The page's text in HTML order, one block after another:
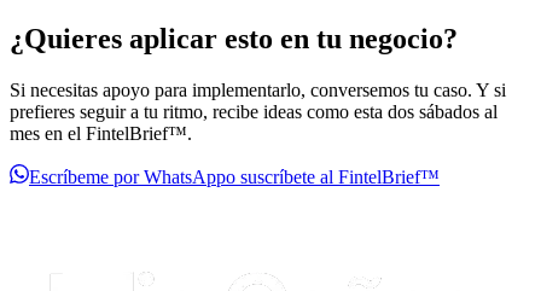
¿Quieres aplicar esto en tu negocio?
Si necesitas apoyo para implementarlo, conversemos tu caso. Y si
prefieres seguir a tu ritmo, recibe ideas como esta dos sábados al
mes en el FintelBrief™.
Escríbeme por WhatsAppo suscríbete al FintelBrief™